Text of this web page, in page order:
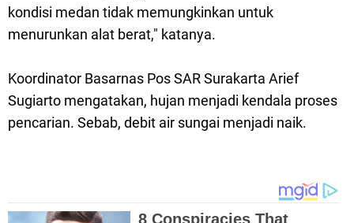
kondisi medan tidak memungkinkan untuk
menurunkan alat berat," katanya.
Koordinator Basarnas Pos SAR Surakarta Arief
Sugiarto mengatakan, hujan menjadi kendala proses
pencarian. Sebab, debit air sungai menjadi naik.